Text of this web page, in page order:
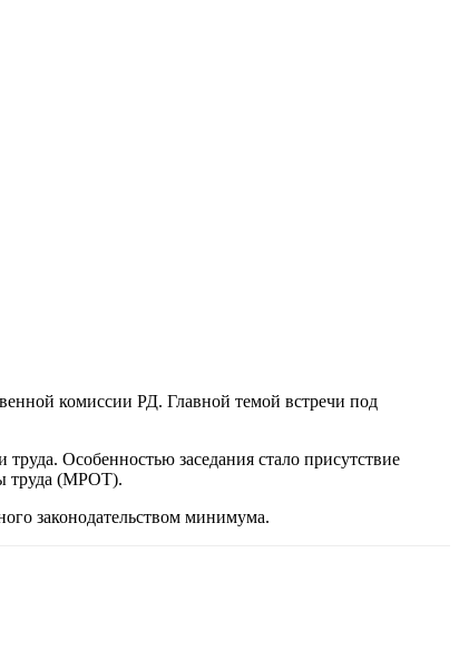
комиссии РД. Главной темой встречи под
Особенностью заседания стало присутствие
труда (МРОТ).
законодательством минимума.